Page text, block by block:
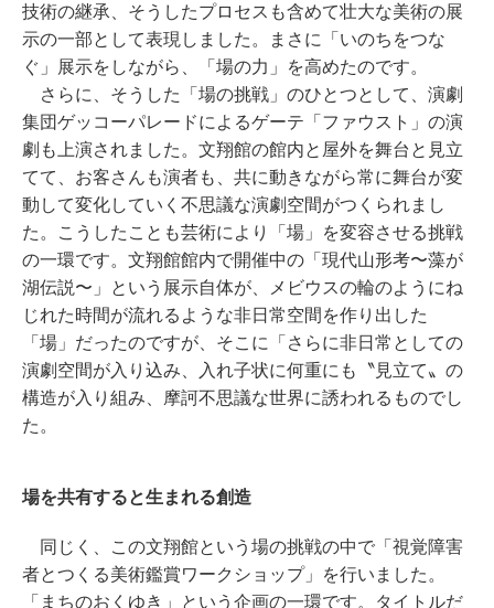
技術の継承、そうしたプロセスも含めて壮大な美術の展
示の一部として表現しました。まさに「いのちをつな
ぐ」展示をしながら、「場の力」を高めたのです。
さらに、そうした「場の挑戦」のひとつとして、演劇
集団ゲッコーパレードによるゲーテ「ファウスト」の演
劇も上演されました。文翔館の館内と屋外を舞台と見立
てて、お客さんも演者も、共に動きながら常に舞台が変
動して変化していく不思議な演劇空間がつくられまし
た。こうしたことも芸術により「場」を変容させる挑戦
の一環です。文翔館館内で開催中の「現代山形考〜藻が
湖伝説〜」という展示自体が、メビウスの輪のようにね
じれた時間が流れるような非日常空間を作り出した
「場」だったのですが、そこに「さらに非日常としての
演劇空間が入り込み、入れ子状に何重にも〝見立て〟の
構造が入り組み、摩訶不思議な世界に誘われるものでし
た。
場を共有すると生まれる創造
同じく、この文翔館という場の挑戦の中で「視覚障害
者とつくる美術鑑賞ワークショップ」を行いました。
「まちのおくゆき」という企画の一環です。タイトルだ